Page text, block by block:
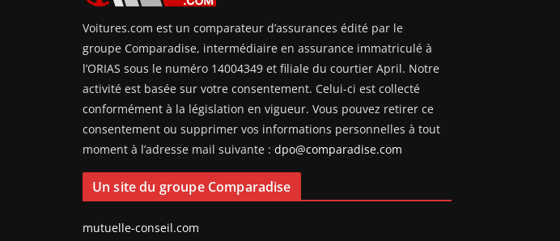
Voitures.com est un comparateur d’assurances édité par le
groupe Comparadise, intermédiaire en assurance immatriculé à
l’ORIAS sous le numéro 14004349 et filiale du courtier April. Notre
activité est basée sur votre consentement. Celui-ci est collecté
conformément à la législation en vigueur. Vous pouvez retirer ce
consentement ou supprimer vos informations personnelles à tout
moment à l’adresse mail suivante : dpo@comparadise.com
Un site du groupe Comparadise
mutuelle-conseil.com